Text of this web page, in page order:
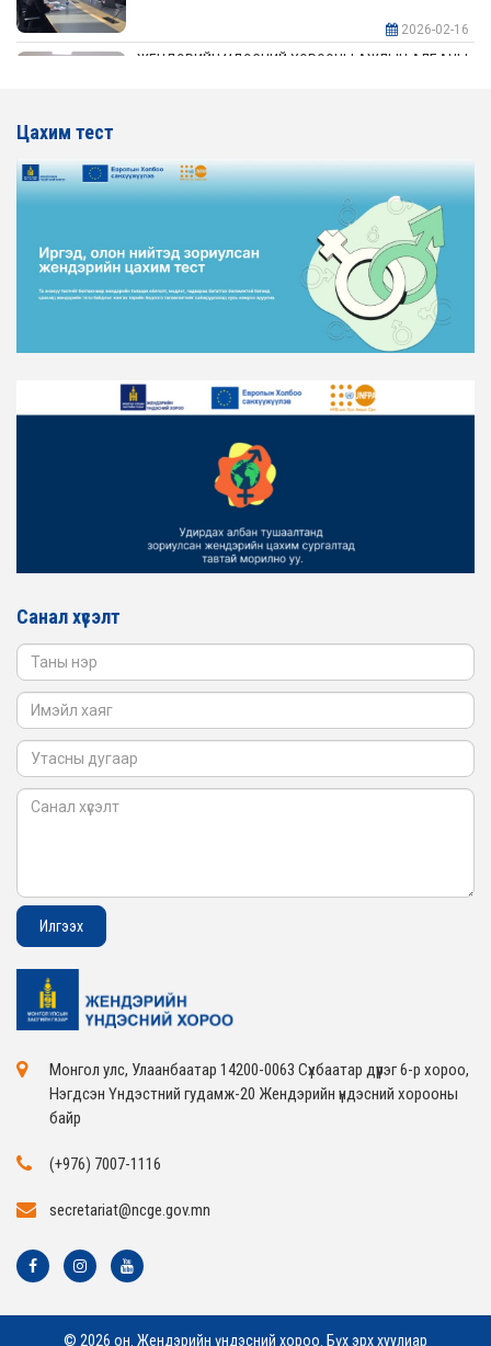
2026-02-16
ЖЕНДЭРИЙН ҮНДЭСНИЙ ХОРООНЫ АЖЛЫН АЛБАНЫ
ЖЕНДЭРИЙН ҮНДЭСНИЙ ХОРООНЫ АЖЛЫН АЛБАНЫ
ТӨЛӨӨЛӨЛ ХОТ БАЙГУУЛАЛТ, БАРИЛГА, ОРОН
СУУЦЖУУЛАЛТЫН ЯАМАНД АЖИЛЛАВ
2026-02-16
ЖЕНДЭРИЙН ЭРХ ТЭГШ БАЙДЛЫГ ХАНГАХ ҮЙЛ
АЖИЛЛАГААГ ЭРЧИМЖҮҮЛЭХ САРЫН ХУВААРЬТАЙ
2026-02-16
ТӨЛӨӨЛӨЛ ЗАМ ТЭЭВРИЙН ЯАМАНД АЖИЛЛАВ
ЖЕНДЭРИЙН ҮНДЭСНИЙ ХОРООНЫ АЖЛЫН АЛБАНЫ
ТӨЛӨӨЛӨЛ БАТЛАН ХАМГААЛАХ ЯАМАНД
Цахим тест
Санал хүсэлт
Монгол улс, Улаанбаатар 14200-0063 Сүхбаатар дүүрэг 6-р хороо,
Нэгдсэн Үндэстний гудамж-20 Жендэрийн үндэсний хорооны
байр
(+976) 7007-1116
secretariat@ncge.gov.mn
© 2026 он. Жендэрийн үндэсний хороо. Бүх эрх хуулиар